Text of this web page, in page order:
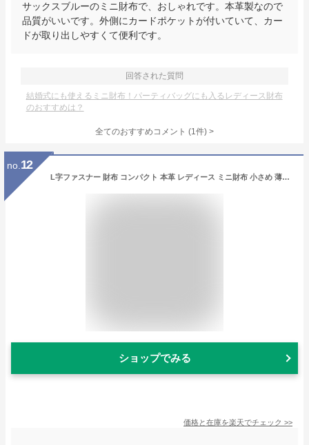
サックスブルーのミニ財布で、おしゃれです。本革製なので
品質がいいです。外側にカードポケットが付いていて、カー
ドが取り出しやすくて便利です。
回答された質問
結婚式にも使えるミニ財布！パーティバッグにも入るレディース財布
のおすすめは？
全てのおすすめコメント (1件) >
no. 12
L字ファスナー 財布 コンパクト 本革 レディース ミニ財布 小さめ 薄い 薄型 ギフトにもおすすめ 送料無料 財布 プレゼント お洒落 財布 レディース シンプル 誕生日 ギフト お財布 薄い財布 母の日 財布 遅れてごめんね 革 ギフト
ショップでみる
価格と在庫を楽天でチェック >>